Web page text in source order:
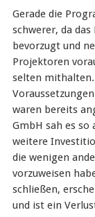
Gerade die
schwerer, da
bevorzugt und
Projektoren
selten
waren bereits
GmbH sah es so
weitere
die wenigen
vorzuweisen
schließen,
und ist ein